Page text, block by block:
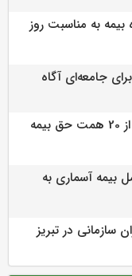
به مناسبت روز
جامعه‌ای آگاه
بیمه کوثر در مسیر رشد؛ عبور از 20 همت حق بیمه
بیمه آسماری به
سازمانی در تبریز